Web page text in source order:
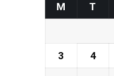
M T
3 4